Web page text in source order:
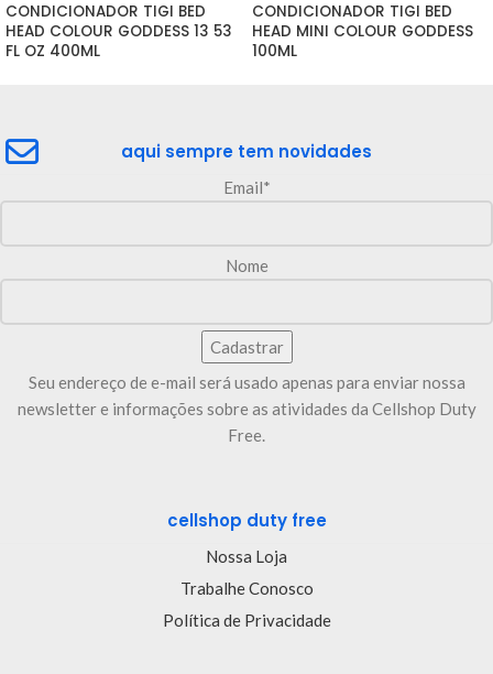
CONDICIONADOR TIGI BED
HEAD COLOUR GODDESS 13 53
FL OZ 400ML
CONDICIONADOR TIGI BED
HEAD MINI COLOUR GODDESS
100ML
aqui sempre tem novidades
Email*
Nome
Seu endereço de e-mail será usado apenas para enviar nossa
newsletter e informações sobre as atividades da Cellshop Duty
Free.
cellshop duty free
Nossa Loja
Trabalhe Conosco
Política de Privacidade